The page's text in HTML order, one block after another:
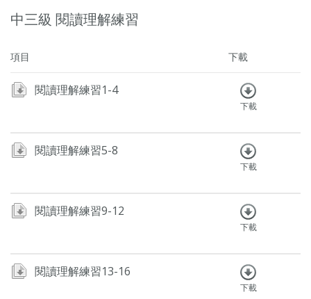
中三級 閱讀理解練習
項目 下載
閱讀理解練習1-4
下載
閱讀理解練習5-8
下載
閱讀理解練習9-12
下載
閱讀理解練習13-16
下載